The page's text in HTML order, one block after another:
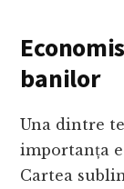
banilor
Una dintre
importanța
Cartea